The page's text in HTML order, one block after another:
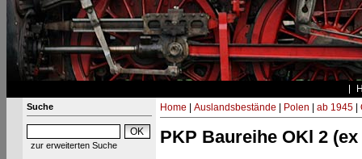
Suche
zur erweiterten Suche
Home Auslandsbestände Polen ab 1945|
PKP Baureihe OKl 2